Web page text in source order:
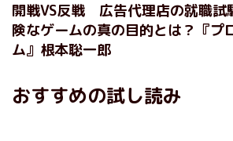
開戦VS反戦 広告代理店の就職試
険なゲームの真の目的とは？『プ
ム』根本聡一郎
おすすめの試し読み